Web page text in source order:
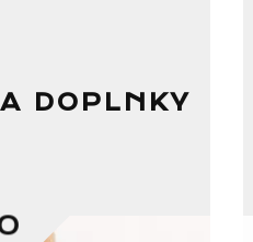
DOPLNKY